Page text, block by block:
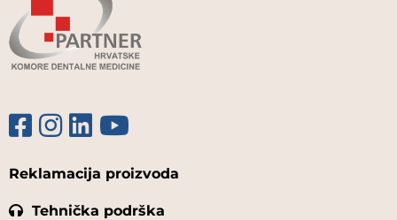
Reklamacija proizvoda
Tehnička podrška